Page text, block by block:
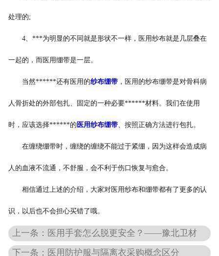
处理的;
4、***为明显的不同就是形状不一样，医用纱布就是几层叠在
一起的，而医用绷带是一层。
当然******还有医用的纱布绷带，医用的纱布绷带是对骨科病
人骨折处的外部包扎、固定的一种必要******材料。我们在使用
时，应该选择******的 医用纱布绷带、按照正确方法进行包扎。
在缠绕绷带时，缠绕的缠绕不能过于紧绷，因为这样会造成病
人的血液不流通，不舒服，会不利于伤口恢复与愈合。
相信通过上述的介绍，大家对医用纱布和绷带都有了更多的认
识，以后也不会担心买错了哦。
上一条：医用手套怎么脱更安全？——豫北卫材
下一条：医用防护服与隔离衣采购概念区分